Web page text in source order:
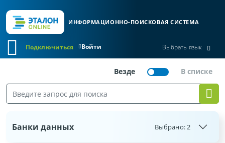
ИНФОРМАЦИОННО-ПОИСКОВАЯ СИСТЕМА
Войти
Подключиться Выбрать язык
Банки данных Выбрано:2